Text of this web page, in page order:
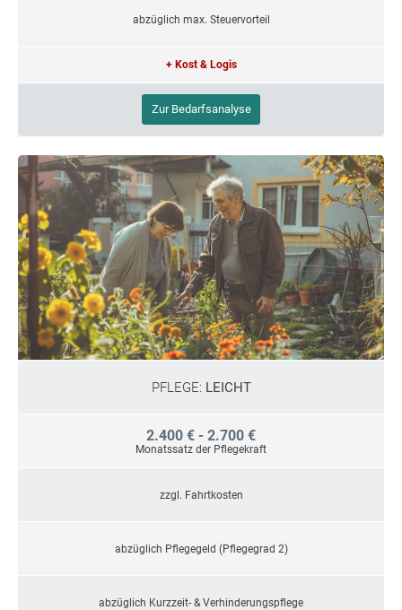
abzüglich max. Steuervorteil
+ Kost & Logis
Zur Bedarfsanalyse
PFLEGE: LEICHT
2.400 € - 2.700 €
Monatssatz der Pflegekraft
zzgl. Fahrtkosten
abzüglich Pflegegeld (Pflegegrad 2)
abzüglich Kurzzeit- & Verhinderungspflege